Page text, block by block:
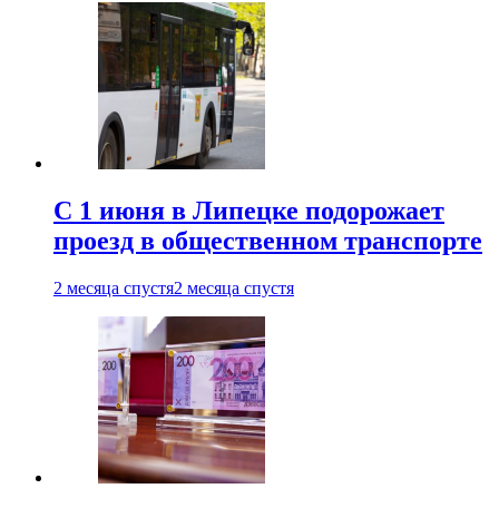
С 1 июня в Липецке подорожает
проезд в общественном транспорте
2 месяца спустя2 месяца спустя